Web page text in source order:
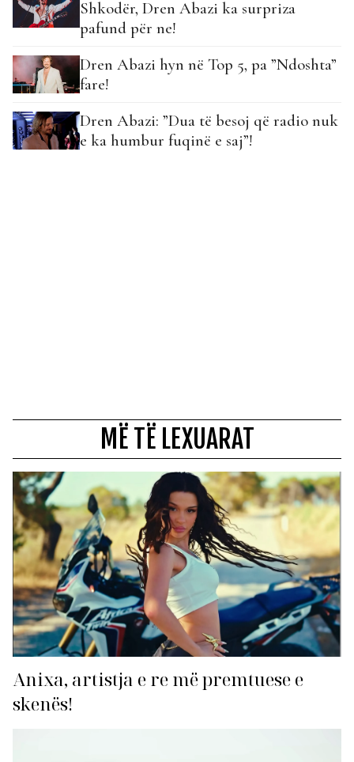
Shkodër, Dren Abazi ka surpriza
pafund për ne!
Dren Abazi hyn në Top 5, pa ”Ndoshta”
fare!
Dren Abazi: ”Dua të besoj që radio nuk
e ka humbur fuqinë e saj”!
MË TË LEXUARAT
Anixa, artistja e re më premtuese e
skenës!